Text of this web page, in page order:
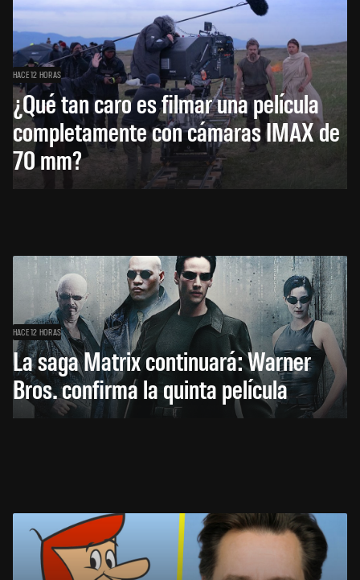
HACE 12 HORAS
¿Qué tan caro es filmar una película
completamente con cámaras IMAX de
70 mm?
HACE 12 HORAS
La saga Matrix continuará: Warner
Bros. confirma la quinta película